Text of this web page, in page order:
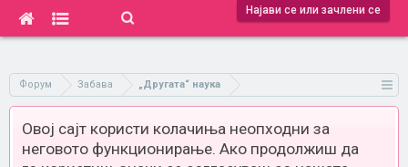
Најави се или зачлени се
Форум Забава „Другата“ наука
Овој сајт користи колачиња неопходни за
неговото функционирање. Ако продолжиш да